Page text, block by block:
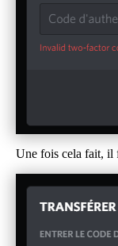
Une fois cela fait, il